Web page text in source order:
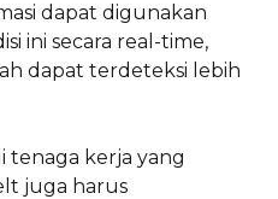
dapat digunakan
ini secara real-time,
dapat terdeteksi lebih
tenaga kerja yang
juga harus